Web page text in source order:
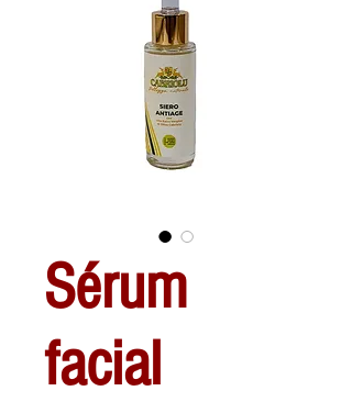
Sérum
facial